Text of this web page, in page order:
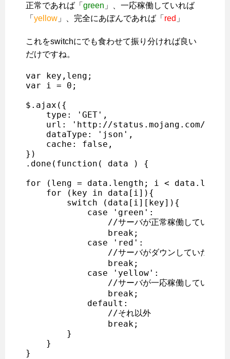
正常であれば「 green 」、一応稼働していれば
「 yellow 」、完全にあぼんであれば「 red 」
これをswitchにでも食わせて振り分ければ良い
だけですね。
var key,leng;
var i = 0;
$.ajax({
    type: 'GET',
url: 'http://status.mojang.com/
    dataType: 'json',
    cache: false,
})
.done(function( data ) {
for (leng = data.length; i <
    for (key in data[i]){
        switch (data[i][key]){
            case 'green':
//サーバが正常稼働していた際
                break;
            case 'red':
//サーバがダウンしていた際の
                break;
            case 'yellow':
//サーバが一応稼働していた場
                break;
            default:
                //それ以外
                break;
        }
    }
}